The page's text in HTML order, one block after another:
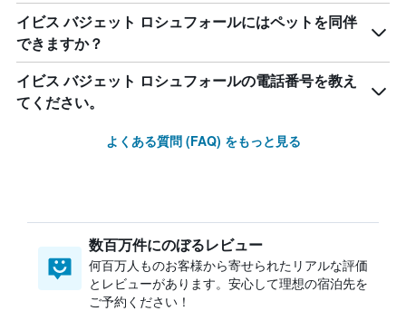
イビス バジェット ロシュフォールにはペットを同伴
できますか？
イビス バジェット ロシュフォールの電話番号を教え
てください。
よくある質問 (FAQ) をもっと見る
数百万件にのぼるレビュー
何百万人ものお客様から寄せられたリアルな評価
とレビューがあります。安心して理想の宿泊先を
ご予約ください！